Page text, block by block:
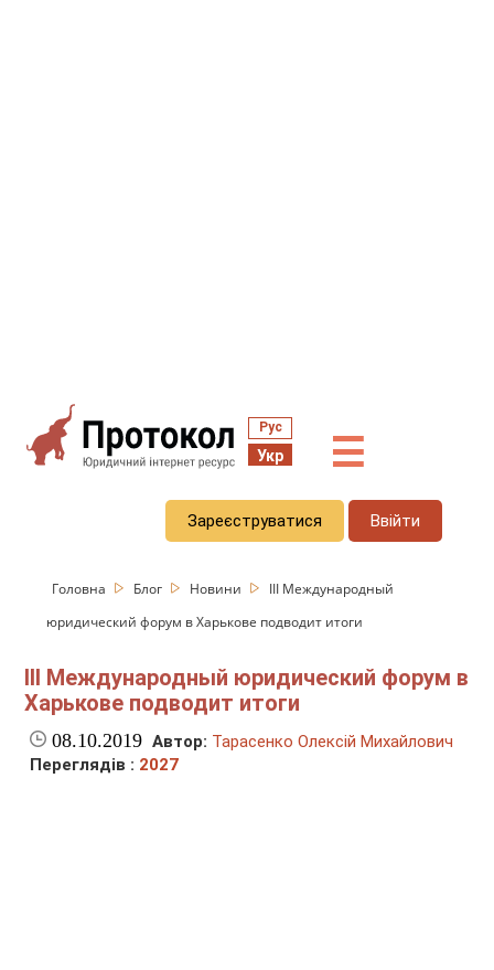
Рус
Укр ☰
Зареєструватися Ввійти
Головна Блог Новини
III Международный
юридический форум в Харькове подводит итоги
III Международный юридический форум в
Харькове подводит итоги
08.10.2019 Автор: Тарасенко Олексій Михайлович
Переглядів : 2027